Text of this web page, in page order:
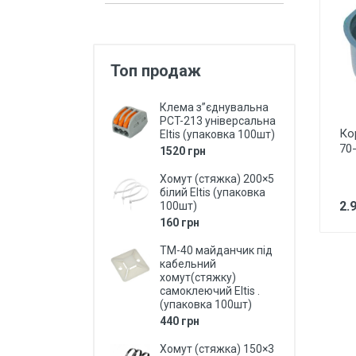
Магнітні пускачі, контактори,
Кнопки, перемикачі, пости...
Дзвоники, кнопки до дзвоників
Коробки монтажні і розподільчі
Щитки, бокси, панелі пластикові
Щитки, бокси металеві
Дверки ревізійні (металеві та
пластмасові)
LED Лампи (світлодіодні)
LED Панелі (світлодіодні)
Топ продаж
Клема з”єднувальна
PCT-213 універсальна
Eltis (упаковка 100шт)
1520 грн
Хомут (стяжка) 200×5
білий Eltis (упаковка
100шт)
160 грн
ТМ-40 майданчик під
кабельний
хомут(стяжку)
самоклеючий Eltis .
(упаковка 100шт)
440 грн
Хомут (стяжка) 150×3